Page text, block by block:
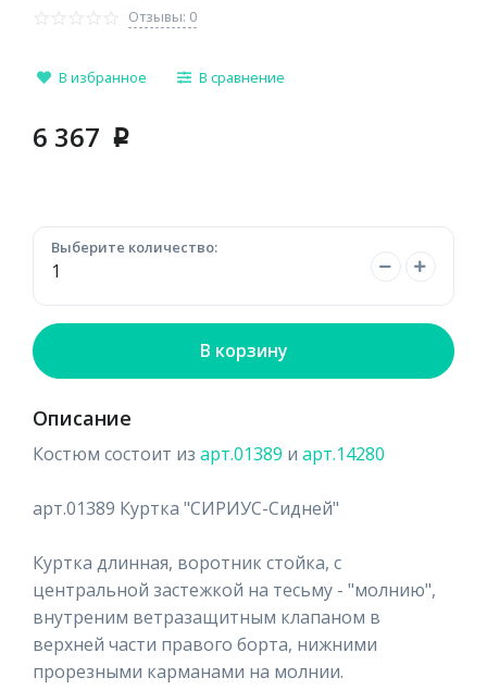
Отзывы: 0
В избранное В сравнение
6 367 p
Выберите количество:
В корзину
Описание
Костюм состоит из арт.01389 и арт.14280
арт.01389 Куртка "СИРИУС-Сидней"
Куртка длинная, воротник стойка, с
центральной застежкой на тесьму - "молнию",
внутреним ветразащитным клапаном в
верхней части правого борта, нижними
прорезными карманами на молнии.